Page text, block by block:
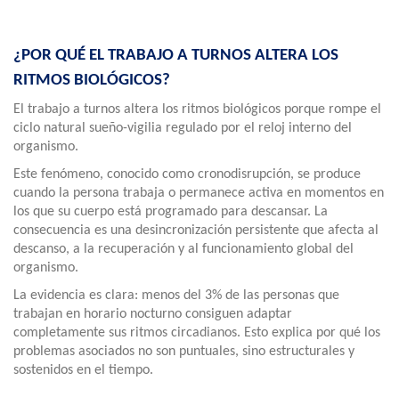
¿POR QUÉ EL TRABAJO A TURNOS ALTERA LOS
RITMOS BIOLÓGICOS?
El trabajo a turnos altera los ritmos biológicos porque rompe el
ciclo natural sueño-vigilia regulado por el reloj interno del
organismo.
Este fenómeno, conocido como cronodisrupción, se produce
cuando la persona trabaja o permanece activa en momentos en
los que su cuerpo está programado para descansar. La
consecuencia es una desincronización persistente que afecta al
descanso, a la recuperación y al funcionamiento global del
organismo.
La evidencia es clara: menos del 3% de las personas que
trabajan en horario nocturno consiguen adaptar
completamente sus ritmos circadianos. Esto explica por qué los
problemas asociados no son puntuales, sino estructurales y
sostenidos en el tiempo.